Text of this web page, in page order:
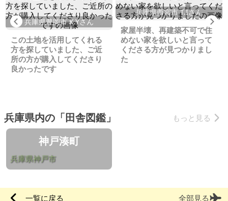
Previous
兵庫県豊岡市 K.Yさん
この土地を活用してくれる
方を探していました、ご近
所の方が購入してくださり
良かったです
兵庫県西宮市 T.Iさん
家屋半壊、再建築不可で住
めない家を欲しいと言って
くださる方が見つかりまし
た
兵庫県内の「田舎図鑑」 もっと見る
神戸湊町
兵庫県神戸市
一覧に戻る 全部見る